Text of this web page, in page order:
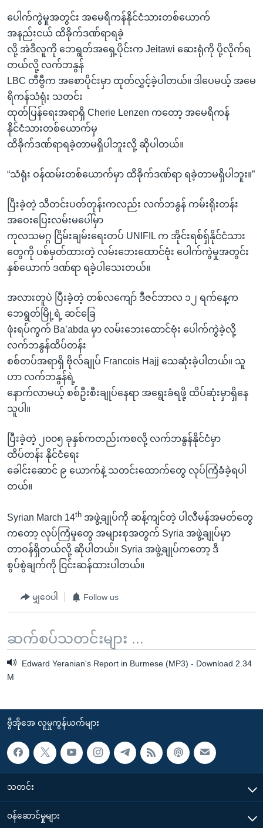
ပေါက်ကွဲမှုအတွင်း အမေရိကန်နိုင်ငံသားတစ်ယောက်
အနည်းငယ် ထိခိုက်ဒဏ်ရာရခဲ့
လို့ အဲဒီလူကို ဘေရွတ်အရှေ့ပိုင်းက Jeitawi ဆေးရုံကို ပို့လိုက်ရ
တယ်လို့ လက်ဘနွန်
LBC တီဗွီက အစောပိုင်းမှာ ထုတ်လွှင့်ခဲ့ပါတယ်။ ဒါပေမယ့် အမေ
ရိကန်သံရုံး သတင်း
ထုတ်ပြန်ရေးအရာရှိ Cherie Lenzen ကတော့ အမေရိကန်
နိုင်ငံသားတစ်ယောက်မှ
ထိခိုက်ဒဏ်ရာရခဲ့တာမရှိပါဘူးလို့ ဆိုပါတယ်။
“သံရုံး ဝန်ထမ်းတစ်ယောက်မှာ ထိခိုက်ဒဏ်ရာ ရခဲ့တာမရှိပါဘူး။”
ပြီးခဲ့တဲ့ သီတင်းပတ်တုန်းကလည်း လက်ဘနွန် ကမ်းရိုးတန်း
အဝေးပြေးလမ်းမပေါ်မှာ
ကုလသမဂ္ဂ ငြိမ်းချမ်းရေးတပ် UNIFIL က အိုင်းရစ်ရှ်နိုင်ငံသား
တွေကို ပစ်မှတ်ထားတဲ့ လမ်းဘေးထောင်ဗုံး ပေါက်ကွဲမှုအတွင်း
နှစ်ယောက် ဒဏ်ရာ ရခဲ့ပါသေးတယ်။
အလားတူပဲ ပြီးခဲ့တဲ့ တစ်လကျော် ဒီဇင်ဘာလ ၁၂ ရက်နေ့က
ဘေရွတ်မြို့ရဲ့ ဆင်ခြေ
ဖုံးရပ်ကွက် Ba’abda မှာ လမ်းဘေးထောင်ဗုံး ပေါက်ကွဲခဲ့လို့
လက်ဘနွန်ထိပ်တန်း
စစ်တပ်အရာရှိ ဗိုလ်ချုပ် Francois Hajj သေဆုံးခဲ့ပါတယ်။ သူ
ဟာ လက်ဘနွန်ရဲ့
နောက်လာမယ့် စစ်ဦးစီးချုပ်နေရာ အရွေးခံရဖို့ ထိပ်ဆုံးမှာရှိနေ
သူပါ။
ပြီးခဲ့တဲ့ ၂၀၀၅ ခုနှစ်ကတည်းကစလို့ လက်ဘနွန်နိုင်ငံမှာ
ထိပ်တန်း နိုင်ငံရေး
ခေါင်းဆောင် ၉ ယောက်နဲ့ သတင်းထောက်တွေ လုပ်ကြံခံခဲ့ရပါ
တယ်။
Syrian March 14th အဖွဲ့ချုပ်ကို ဆန့်ကျင်တဲ့ ပါလီမန်အမတ်တွေ
ကတော့ လုပ်ကြံမှုတွေ အများစုအတွက် Syria အဖွဲ့ချုပ်မှာ
တာဝန်ရှိတယ်လို့ ဆိုပါတယ်။ Syria အဖွဲ့ချုပ်ကတော့ ဒီ
စွပ်စွဲချက်ကို ငြင်းဆန်ထားပါတယ်။
မျှဝေပါ Follow us
ဆက်စပ်သတင်းများ ...
Edward Yeranian's Report in Burmese (MP3) - Download 2.34
M
ဗွီအိုအေ လူမှုကွန်ယက်များ
သတင်း
၀န်ဆောင်မှုများ